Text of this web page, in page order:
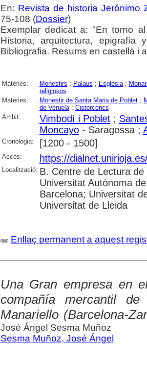
En: Revista de historia Jerónimo
75-108 (Dossier)
Exemplar dedicat a: "En torno
Historia, arquitectura,
Bibliografia. Resums en castellà i
Matèries: Monestirs ; Palaus ; Església;
religiosos
Matèries:
Monestir de Santa Maria de Poblet;
de Veruela; Cistercencs
Àmbit:
Vimbodí i Poblet;
Moncayo- Saragossa ;
Cronologia: [1200 - 1500]
Accés: https://
Localització: B. Centre de Lectura
Universitat Autònoma
Barcelona; Universitat
Universitat de Lleida
Enllaç permanent a aquest
Una Gran empresa en
compañía mercantil
Manariello (Barcelona-
José Ángel Sesma Muñoz
Sesma Muñoz, José Ángel